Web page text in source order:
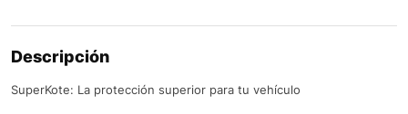
Descripción
SuperKote: La protección superior para tu vehículo